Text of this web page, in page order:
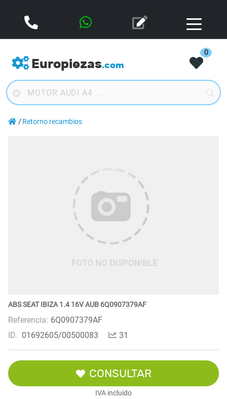
Europiezas.com
0
Retorno recambios
ABS SEAT IBIZA 1.4 16V AUB 6Q0907379AF
Referencia: 6Q0907379AF
ID. 01692605/00500083 31
CONSULTAR
IVA incluido